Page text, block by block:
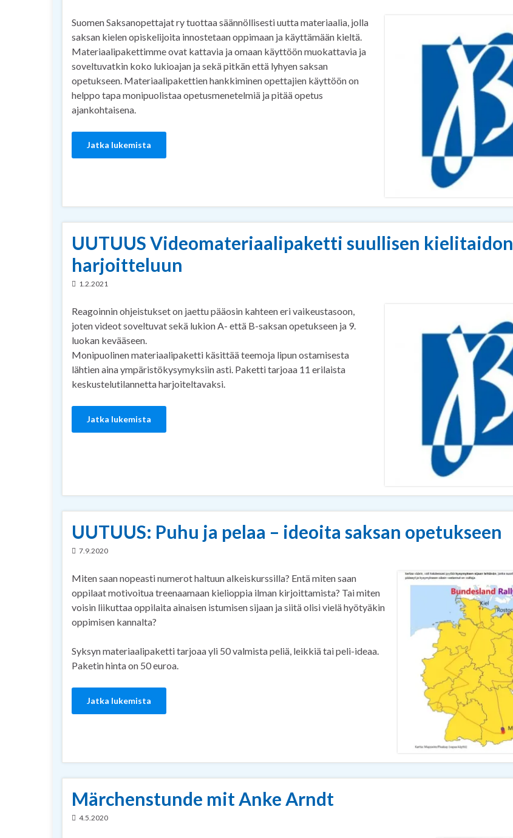
Suomen Saksanopettajat ry tuottaa säännöllisesti uutta materiaalia, jolla
saksan kielen opiskelijoita innostetaan oppimaan ja käyttämään kieltä.
Materiaalipakettimme ovat kattavia ja omaan käyttöön muokattavia ja
soveltuvatkin koko lukioajan ja sekä pitkän että lyhyen saksan
opetukseen. Materiaalipakettien hankkiminen opettajien käyttöön on
helppo tapa monipuolistaa opetusmenetelmiä ja pitää opetus
ajankohtaisena.
Jatka lukemista
UUTUUS Videomateriaalipaketti suullisen kielitaidon
harjoitteluun
1.2.2021
Reagoinnin ohjeistukset on jaettu pääosin kahteen eri vaikeustasoon,
joten videot soveltuvat sekä lukion A- että B-saksan opetukseen ja 9.
luokan kevääseen.
Monipuolinen materiaalipaketti käsittää teemoja lipun ostamisesta
lähtien aina ympäristökysymyksiin asti. Paketti tarjoaa 11 erilaista
keskustelutilannetta harjoiteltavaksi.
Jatka lukemista
UUTUUS: Puhu ja pelaa – ideoita saksan opetukseen
7.9.2020
Miten saan nopeasti numerot haltuun alkeiskurssilla? Entä miten saan
oppilaat motivoitua treenaamaan kielioppia ilman kirjoittamista? Tai miten
voisin liikuttaa oppilaita ainaisen istumisen sijaan ja siitä olisi vielä hyötyäkin
oppimisen kannalta?
Syksyn materiaalipaketti tarjoaa yli 50 valmista peliä, leikkiä tai peli-ideaa.
Paketin hinta on 50 euroa.
Jatka lukemista
Märchenstunde mit Anke Arndt
4.5.2020